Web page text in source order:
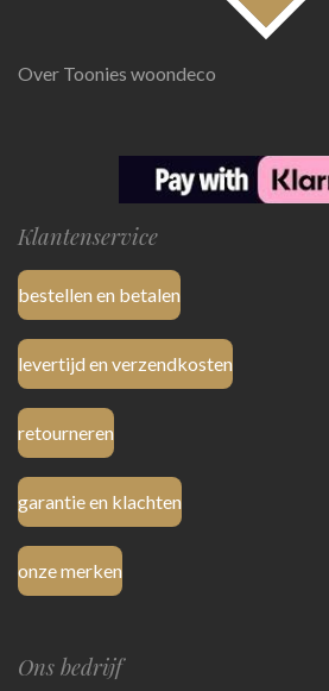
Over Toonies woondeco
Klantenservice
bestellen en betalen
levertijd en verzendkosten
retourneren
garantie en klachten
onze merken
Ons bedrijf